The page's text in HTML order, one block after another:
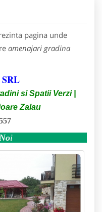
pagina unde
amenajari gradina
si Spatii Verzi |
Zalau
i